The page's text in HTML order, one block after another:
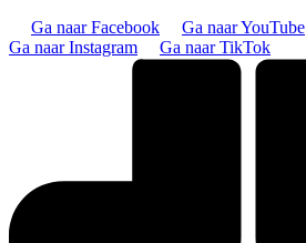
Ga naar Facebook
Ga naar YouTube
Ga naar Instagram
Ga naar TikTok